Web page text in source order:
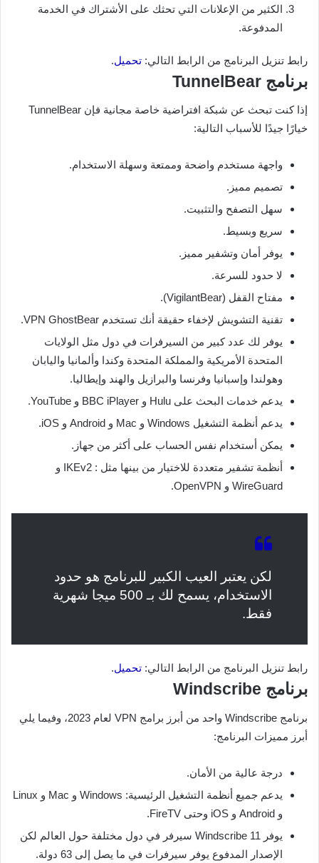
الكثير من الإعلانات التي تحثك على الأشتراك في الخدمة
المدفوعة.
رابط تنزيل البرنامج من الرابط التالي: تحميل.
برنامج TunnelBear
إذا كنت تبحث عن شبكة افتراضية خاصة مجانية فإن TunnelBear
خيارًا جيدًا للأسباب التالية:
واجهة مستخدم واضحة وممتعة وسهلة الاستخدام.
تصميم مميز.
سهل التصفح والتثبيت.
سريع وبسيط.
يوفر أمان وتشفير مميز.
لا حدود للسرعة.
مفتاح القفل (VigilantBear).
تقنية التشويش لإخفاء حقيقة أنك تستخدم VPN GhostBear.
يوفر لك عدد كبير من السيرفرات في دول مثل الولايات
المتحدة الأمريكية والمملكة المتحدة وكندا وألمانيا واليابان
وهولندا وإسبانيا وفرنسا والبرازيل والهند وإيطاليا.
يدعم خدمات البحث على Hulu و BBC iPlayer و YouTube.
يدعم أنظمة التشغيل Windows و Mac و Android و iOS.
يمكن أستخدام نفس الحساب على أكثر من جهاز.
أنظمة تشفير متعددة للاختيار من بينها مثل : IKEv2 و
WireGuard و OpenVPN.
لكن يعتبر العيب الكبير للبرنامج هو حدود
الاستخدام، يسمح لك بـ 500 ميجا شهرية
فقط.
رابط تنزيل البرنامج من الرابط التالي: تحميل.
برنامج Windscribe
برنامج Windscribe واحد من أبرز برامج VPN لعام 2023، وفيما يلي
أبرز مميزات البرنامج:
درجة عالية من الأمان.
يدعم جميع أنظمة التشغيل الرئيسية: Windows و Mac و Linux
و Android و iOS وحتى FireTV.
يوفر Windscribe 11 سيرفر في دول مختلفة حول العالم لكن
الإصدار المدفوع يوفر سيرفرات في ما يصل إلى 63 دولة.